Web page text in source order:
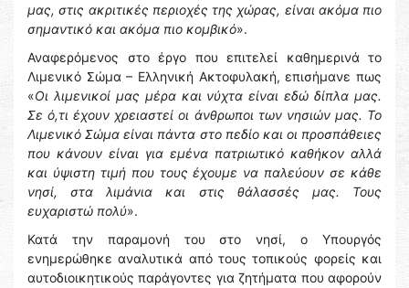
μας, στις ακριτικές περιοχές της χώρας, είναι ακόμα πιο
σημαντικό και ακόμα πιο κομβικό».
Αναφερόμενος στο έργο που επιτελεί καθημερινά το
Λιμενικό Σώμα – Ελληνική Ακτοφυλακή, επισήμανε πως
«Οι λιμενικοί μας μέρα και νύχτα είναι εδώ δίπλα μας.
Σε ό,τι έχουν χρειαστεί οι άνθρωποι των νησιών μας. Το
Λιμενικό Σώμα είναι πάντα στο πεδίο και οι προσπάθειες
που κάνουν είναι για εμένα πατριωτικό καθήκον αλλά
και ύψιστη τιμή που τους έχουμε να παλεύουν σε κάθε
νησί, στα λιμάνια και στις θάλασσές μας. Τους
ευχαριστώ πολύ».
Κατά την παραμονή του στο νησί, ο Υπουργός
ενημερώθηκε αναλυτικά από τους τοπικούς φορείς και
αυτοδιοικητικούς παράγοντες για ζητήματα που αφορούν